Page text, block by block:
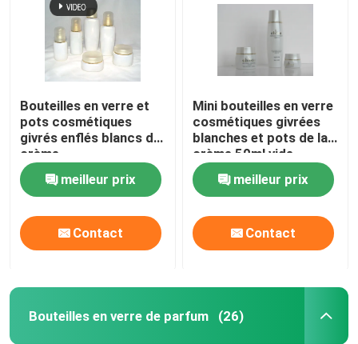
Bouteilles en verre et
pots cosmétiques
givrés enflés blancs de
crème
meilleur prix
Contact
Mini bouteilles en verre
cosmétiques givrées
blanches et pots de la
crème 50ml vide
meilleur prix
Contact
Bouteilles en verre de parfum (26)